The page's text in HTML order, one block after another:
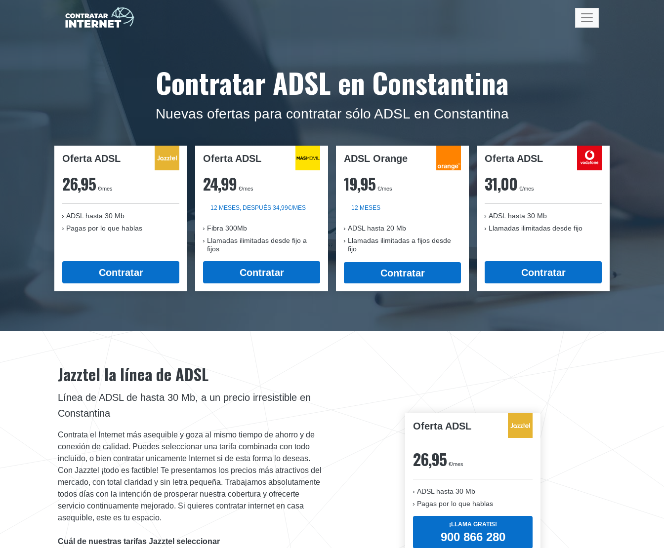
Contratar ADSL en Constantina
Nuevas ofertas para contratar sólo ADSL en Constantina
Oferta ADSL
26,95 €/mes
ADSL hasta 30 Mb
Pagas por lo que hablas
Contratar
Oferta ADSL
24,99 €/mes
12 MESES, DESPUÉS 34,99€/MES
Fibra 300Mb
Llamadas ilimitadas desde fijo a
fijos
Contratar
ADSL Orange
19,95 €/mes
12 MESES
ADSL hasta 20 Mb
Llamadas ilimitadas a fijos desde
fijo
Contratar
Oferta ADSL
31,00 €/mes
ADSL hasta 30 Mb
Llamadas ilimitadas desde fijo
Contratar
Oferta ADSL
26,95 €/mes
ADSL hasta 30 Mb
Pagas por lo que hablas
¡LLAMA GRATIS!
900 866 280
Jazztel la línea de ADSL
Línea de ADSL de hasta 30 Mb, a un precio irresistible en
Constantina
Contrata el Internet más asequible y goza al mismo tiempo de ahorro y de
conexión de calidad. Puedes seleccionar una tarifa combinada con todo
incluido, o bien contratar unicamente Internet si de esta forma lo deseas.
Con Jazztel ¡todo es factible! Te presentamos los precios más atractivos del
mercado, con total claridad y sin letra pequeña. Trabajamos absolutamente
todos días con la intención de prosperar nuestra cobertura y ofrecerte
servicio continuamente mejorado. Si quieres contratar internet en casa
asequible, este es tu espacio.
Cuál de nuestras tarifas Jazztel seleccionar